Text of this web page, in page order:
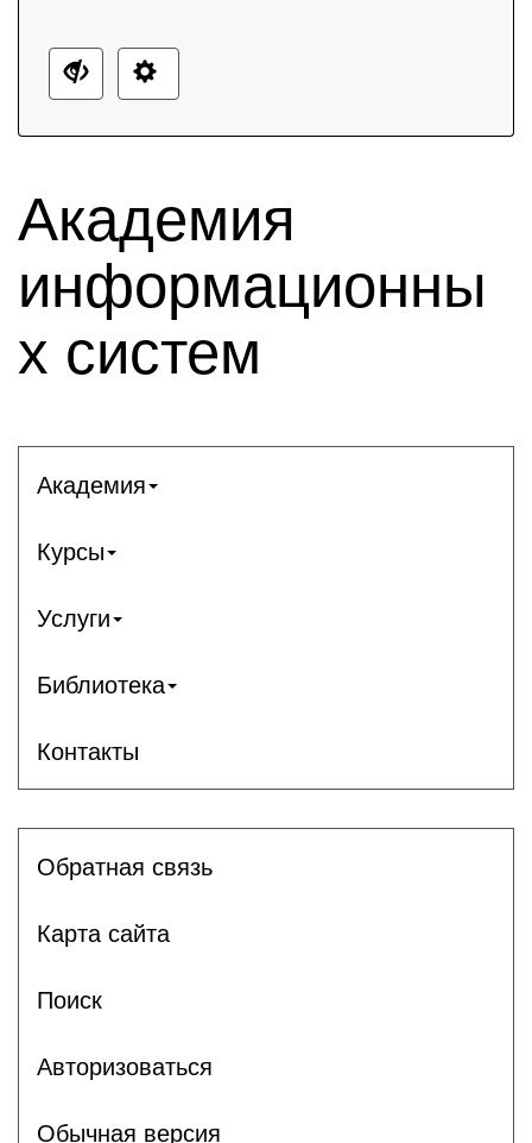
Академия
информационны
х систем
Академия
Курсы
Услуги
Библиотека
Контакты
Обратная связь
Карта сайта
Поиск
Авторизоваться
Обычная версия